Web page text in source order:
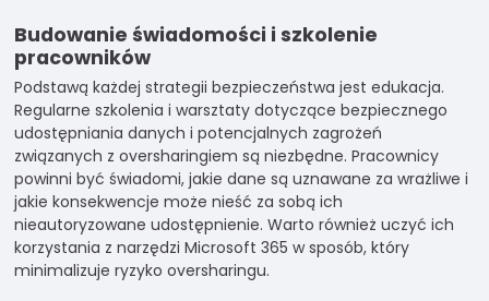
Budowanie świadomości i szkolenie
pracowników
Podstawą każdej strategii bezpieczeństwa jest edukacja.
Regularne szkolenia i warsztaty dotyczące bezpiecznego
udostępniania danych i potencjalnych zagrożeń
związanych z oversharingiem są niezbędne. Pracownicy
powinni być świadomi, jakie dane są uznawane za wrażliwe i
jakie konsekwencje może nieść za sobą ich
nieautoryzowane udostępnienie. Warto również uczyć ich
korzystania z narzędzi Microsoft 365 w sposób, który
minimalizuje ryzyko oversharingu.